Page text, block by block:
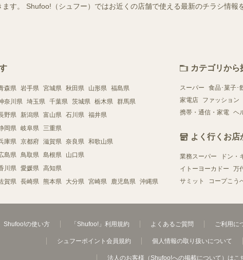
す。 Shufoo!（シュフー）ではお近くの店舗で使える最新のチラシ情
森県 岩手県 宮城県 秋田県 山形県 福島県
奈川県 埼玉県 千葉県 茨城県 栃木県 群馬県
野県 新潟県 富山県 石川県 福井県
岡県 岐阜県 三重県
庫県 京都府 滋賀県 奈良県 和歌山県
島県 鳥取県 島根県 山口県
川県 愛媛県 高知県
賀県 長崎県 熊本県 大分県 宮崎県 鹿児島県 沖縄県
カテゴリから
スーパー 食品･菓子･
家電店
ファッション
携帯・通信・家電 ヘ
よく行くお店
業務スーパー ドン・
イトーヨーカドー
万
サミット
コープこう
Shufoo!の使い方 「Shufoo!」利用規約 よくあるご質問 ご利用に
シュフーポイント会員規約 個人情報の取り扱いについて
法人のお客様（Shufoo!への掲載について）はこ